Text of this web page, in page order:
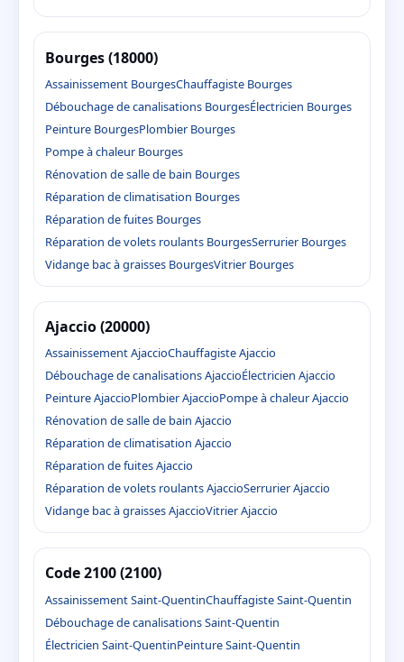
Bourges (18000)
Assainissement BourgesChauffagiste Bourges
Débouchage de canalisations BourgesÉlectricien Bourges
Peinture BourgesPlombier Bourges
Pompe à chaleur Bourges
Rénovation de salle de bain Bourges
Réparation de climatisation Bourges
Réparation de fuites Bourges
Réparation de volets roulants BourgesSerrurier Bourges
Vidange bac à graisses BourgesVitrier Bourges
Ajaccio (20000)
Assainissement AjaccioChauffagiste Ajaccio
Débouchage de canalisations AjaccioÉlectricien Ajaccio
Peinture AjaccioPlombier AjaccioPompe à chaleur Ajaccio
Rénovation de salle de bain Ajaccio
Réparation de climatisation Ajaccio
Réparation de fuites Ajaccio
Réparation de volets roulants AjaccioSerrurier Ajaccio
Vidange bac à graisses AjaccioVitrier Ajaccio
Code 2100 (2100)
Assainissement Saint-QuentinChauffagiste Saint-Quentin
Débouchage de canalisations Saint-Quentin
Électricien Saint-QuentinPeinture Saint-Quentin